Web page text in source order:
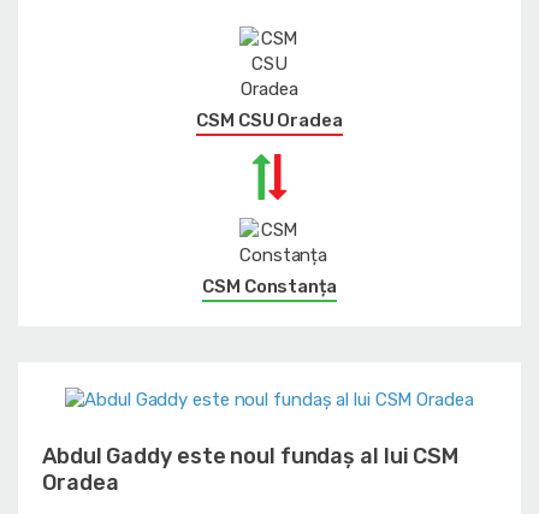
CSM CSU Oradea
CSM Constanța
Abdul Gaddy este noul fundaș al lui CSM
Oradea